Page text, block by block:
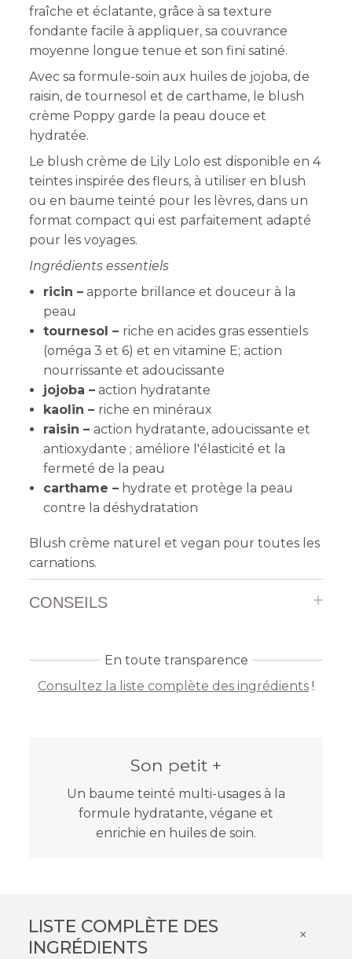
fraîche et éclatante, grâce à sa texture
fondante facile à appliquer, sa couvrance
moyenne longue tenue et son fini satiné.
Avec sa formule-soin aux huiles de jojoba, de
raisin, de tournesol et de carthame, le blush
crème Poppy garde la peau douce et
hydratée.
Le blush crème de Lily Lolo est disponible en 4
teintes inspirée des fleurs, à utiliser en blush
ou en baume teinté pour les lèvres, dans un
format compact qui est parfaitement adapté
pour les voyages.
Ingrédients essentiels
ricin – apporte brillance et douceur à la
peau
tournesol – riche en acides gras essentiels
(oméga 3 et 6) et en vitamine E; action
nourrissante et adoucissante
jojoba – action hydratante
kaolin – riche en minéraux
raisin – action hydratante, adoucissante et
antioxydante ; améliore l'élasticité et la
fermeté de la peau
carthame – hydrate et protège la peau
contre la déshydratation
Blush crème naturel et vegan pour toutes les
carnations.
CONSEILS
En toute transparence
Consultez la liste complète des ingrédients !
Son petit +
Un baume teinté multi-usages à la
formule hydratante, végane et
enrichie en huiles de soin.
LISTE COMPLÈTE DES
INGRÉDIENTS
×